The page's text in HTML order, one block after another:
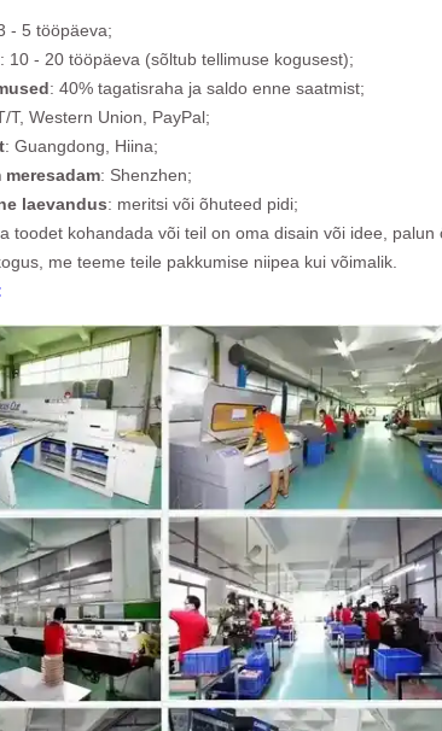
- 5 tööpäeva;
: 10 - 20 tööpäeva (sõltub tellimuse kogusest);
: 40% tagatisraha ja saldo enne saatmist;
T, Western Union, PayPal;
: Guangdong, Hiina;
meresadam: Shenzhen;
laevandus: meritsi või õhuteed pidi;
toodet kohandada või teil on oma disain või idee,
me teeme teile pakkumise niipea kui võimalik.